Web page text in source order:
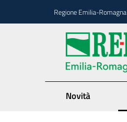
Regione Emilia-Romagna
Novità